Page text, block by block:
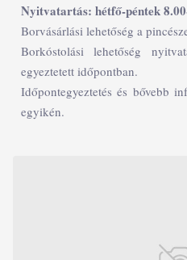
Nyitvatartás: hétfő-péntek
Borvásárlási lehetőség a
Borkóstolási lehetőség
egyeztetett időpontban.
Időpontegyeztetés és bővebb
egyikén.